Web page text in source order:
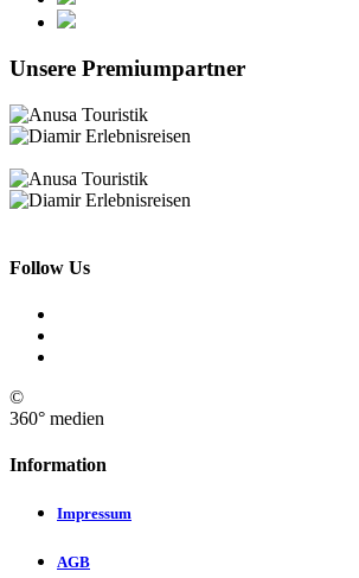
Unsere Premiumpartner
Follow Us
©
360° medien
Information
Impressum
AGB